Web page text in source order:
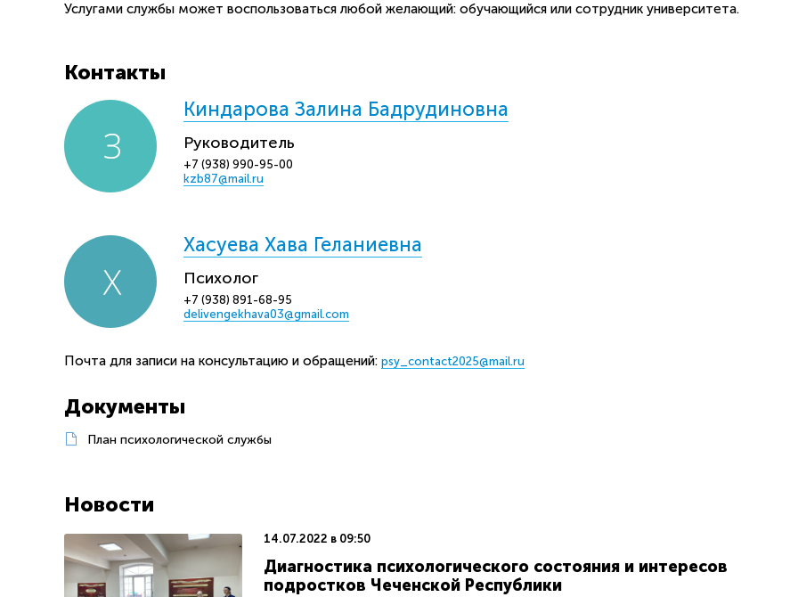
Услугами службы может воспользоваться любой желающий: обучающийся или сотрудник университета.
Контакты
Киндарова Залина Бадрудиновна
Руководитель
+7 (938) 990-95-00
kzb87@mail.ru
Хасуева Хава Геланиевна
Психолог
+7 (938) 891-68-95
delivengekhava03@gmail.com
Почта для записи на консультацию и обращений: psy_contact2025@mail.ru
Документы
План психологической службы
Новости
14.07.2022 в 09:50
Диагностика психологического состояния и интересов
подростков Чеченской Республики